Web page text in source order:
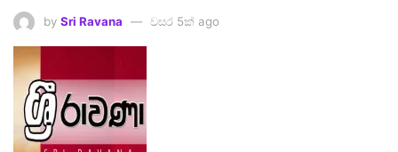
by Sri Ravana වසර 5ක් ago